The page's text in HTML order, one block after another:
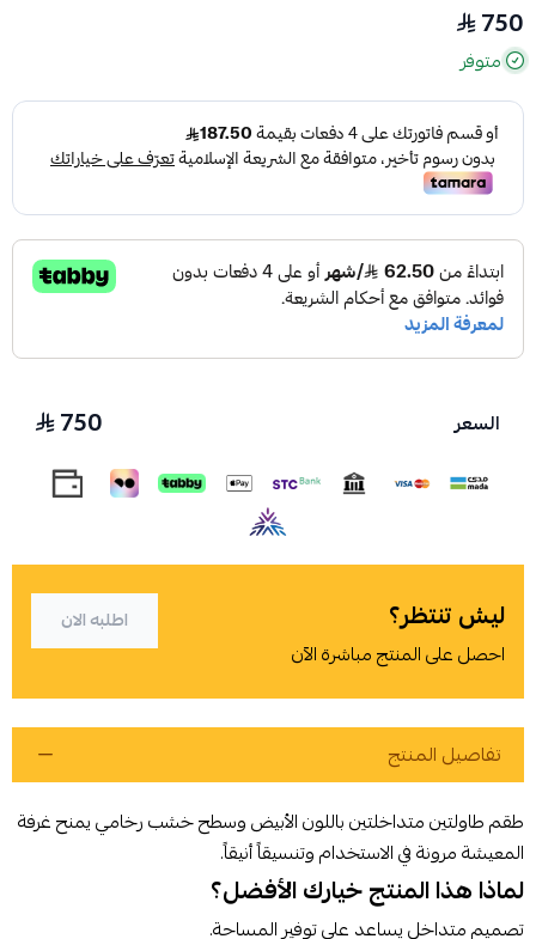
750
متوفر
السعر 750
ليش تنتظر؟
احصل على المنتج مباشرة الآن
اطلبه الان
أوافق على سياسة الشراء
تفاصيل المنتج
طقم طاولتين متداخلتين باللون الأبيض وسطح خشب رخامي يمنح غرفة
المعيشة مرونة في الاستخدام وتنسيقاً أنيقاً.
لماذا هذا المنتج خيارك الأفضل؟
تصميم متداخل يساعد على توفير المساحة.